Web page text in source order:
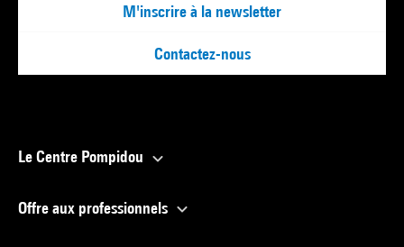
M'inscrire à la newsletter
Contactez-nous
Le Centre Pompidou
Offre aux professionnels